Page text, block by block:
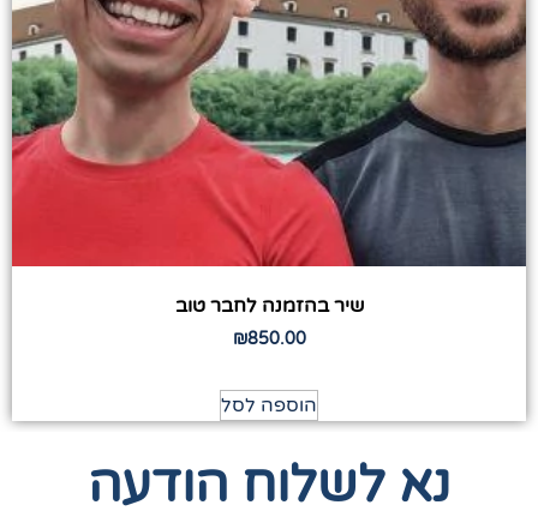
שיר בהזמנה לחבר טוב
₪850.00
הוספה לסל
נא לשלוח הודעה